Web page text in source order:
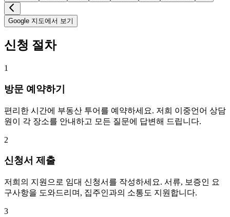
Google 지도에서 보기
신청 절차
1
방문 예약하기
편리한 시간에 부동산 투어를 예약하세요. 저희 이중언어 상담
원이 각 장소를 안내하고 모든 질문에 답변해 드립니다.
2
신청서 제출
저희의 지원으로 임대 신청서를 작성하세요. 서류, 보증인 요
구사항을 도와드리며, 집주인과의 소통도 지원합니다.
3